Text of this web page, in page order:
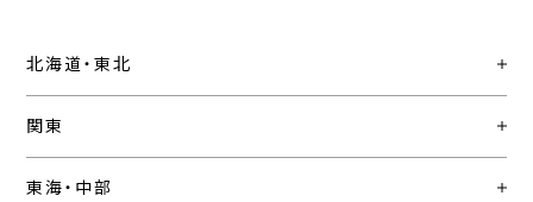
北海道・東北
関東
東海・中部